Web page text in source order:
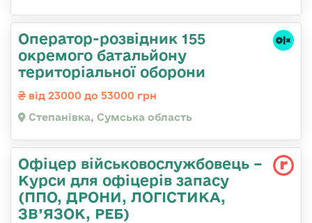
Оператор-розвідник 155
окремого батальйону
територіальної оборони
від 23000 до 53000 грн
Степанівка, Сумська область
Офіцер військовослужбовець –
Курси для офіцерів запасу
(ППО, ДРОНИ, ЛОГІСТИКА,
ЗВ’ЯЗОК, РЕБ)